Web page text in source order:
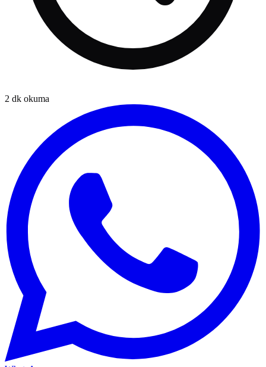
2 dk okuma